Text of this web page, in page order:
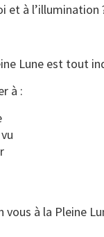
et à l’illumination
Lune est tout
à :
à la Pleine